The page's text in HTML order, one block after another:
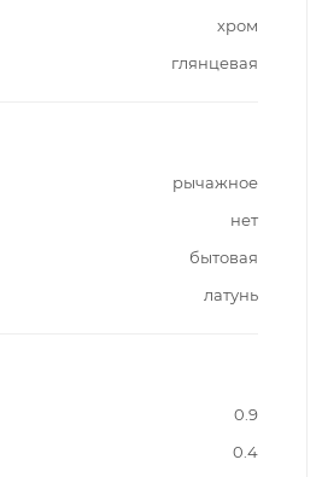
хром
глянцевая
рычажное
нет
бытовая
латунь
0.9
0.4